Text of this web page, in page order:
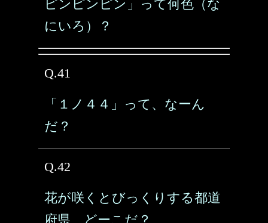
ピンピンピン」って何色（な
にいろ）？
Q.41
「１ノ４４」って、なーん
だ？
Q.42
花が咲くとびっくりする都道
府県、どーこだ？